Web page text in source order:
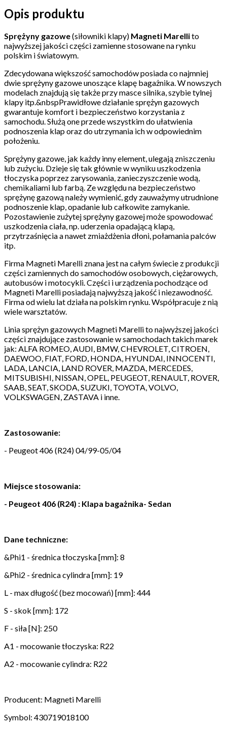
Opis produktu
Sprężyny gazowe(siłowniki klapy) Magneti Marellito
najwyższej jakości części zamienne stosowane na rynku
polskim i światowym.
Zdecydowana większość samochodów posiada co najmniej
dwie sprężyny gazowe unoszące klapę bagażnika. W nowszych
modelach znajdują się także przy masce silnika, szybie tylnej
klapy itp.&nbspPrawidłowe działanie sprężyn gazowych
gwarantuje komfort i bezpieczeństwo korzystania z
samochodu. Służą one przede wszystkim do ułatwienia
podnoszenia klap oraz do utrzymania ich w odpowiednim
położeniu.
Sprężyny gazowe, jak każdy inny element, ulegają zniszczeniu
lub zużyciu. Dzieje się tak głównie w wyniku uszkodzenia
tłoczyska poprzez zarysowania, zanieczyszczenie wodą,
chemikaliami lub farbą. Ze względu na bezpieczeństwo
sprężynę gazową należy wymienić, gdy zauważymy utrudnione
podnoszenie klap, opadanie lub całkowite zamykanie.
Pozostawienie zużytej sprężyny gazowej może spowodować
uszkodzenia ciała, np. uderzenia opadającą klapą,
przytrzaśnięcia a nawet zmiażdżenia dłoni, połamania palców
itp.
Firma Magneti Marelli znana jest na całym świecie z produkcji
części zamiennych do samochodów osobowych, ciężarowych,
autobusów i motocykli. Części i urządzenia pochodzące od
Magneti Marelli posiadają najwyższą jakość i niezawodność.
Firma od wielu lat działa na polskim rynku. Współpracuje z nią
wiele warsztatów.
Linia sprężyn gazowych Magneti Marelli to najwyższej jakości
części znajdujące zastosowanie w samochodach takich marek
jak: ALFA ROMEO, AUDI, BMW, CHEVROLET, CITROEN,
DAEWOO, FIAT, FORD, HONDA, HYUNDAI, INNOCENTI,
LADA, LANCIA, LAND ROVER, MAZDA, MERCEDES,
MITSUBISHI, NISSAN, OPEL, PEUGEOT, RENAULT, ROVER,
SAAB, SEAT, SKODA, SUZUKI, TOYOTA, VOLVO,
VOLKSWAGEN, ZASTAVA i inne.
Zastosowanie:
- Peugeot 406 (R24) 04/99-05/04
Miejsce stosowania:
- Peugeot 406 (R24) : Klapa bagażnika- Sedan
Dane techniczne:
&Phi1 - średnica tłoczyska [mm]: 8
&Phi2 - średnica cylindra [mm]: 19
L - max długość (bez mocowań) [mm]: 444
S - skok [mm]: 172
F - siła [N]: 250
A1 - mocowanie tłoczyska: R22
A2 - mocowanie cylindra: R22
Producent: Magneti Marelli
Symbol: 430719018100